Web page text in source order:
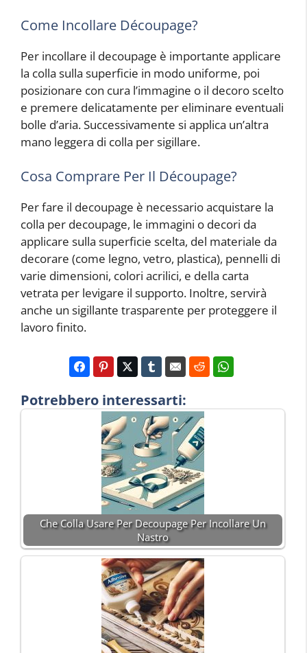
Come Incollare Découpage?
Per incollare il decoupage è importante applicare
la colla sulla superficie in modo uniforme, poi
posizionare con cura l’immagine o il decoro scelto
e premere delicatamente per eliminare eventuali
bolle d’aria. Successivamente si applica un’altra
mano leggera di colla per sigillare.
Cosa Comprare Per Il Découpage?
Per fare il decoupage è necessario acquistare la
colla per decoupage, le immagini o decori da
applicare sulla superficie scelta, del materiale da
decorare (come legno, vetro, plastica), pennelli di
varie dimensioni, colori acrilici, e della carta
vetrata per levigare il supporto. Inoltre, servirà
anche un sigillante trasparente per proteggere il
lavoro finito.
Potrebbero interessarti:
Che Colla Usare Per Decoupage Per Incollare Un
Nastro